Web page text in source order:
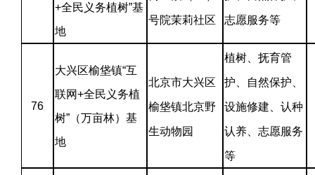
+全民义务植树”基
地
号院茉莉社区 志愿服务等
76
大兴区榆垡镇“互
联网+全民义务植
树”（万亩林）基
地
北京市大兴区
榆垡镇北京野
生动物园
植树、抚育管
护、自然保护、
设施修建、认种
认养、志愿服务
等